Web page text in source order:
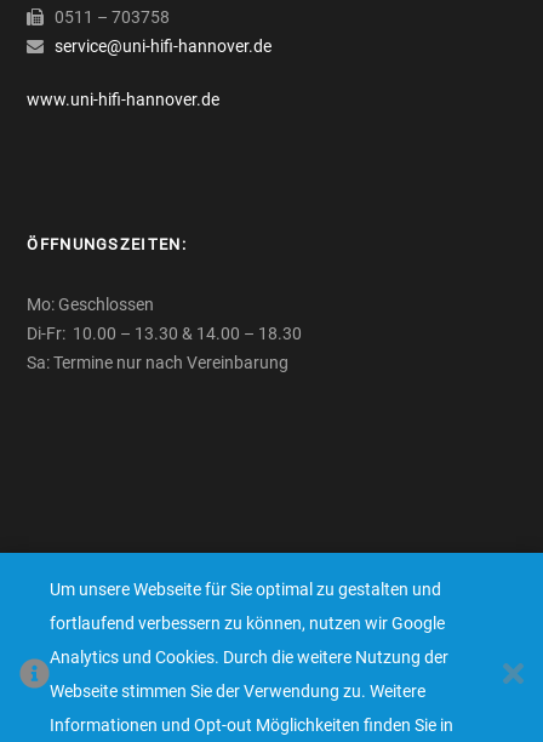
0511 – 703758
service@uni-hifi-hannover.de
www.uni-hifi-hannover.de
ÖFFNUNGSZEITEN:
Mo: Geschlossen
Di-Fr: 10.00 – 13.30 & 14.00 – 18.30
Sa: Termine nur nach Vereinbarung
AGB
Impressum
Widerrufsbelehrung
Um unsere Webseite für Sie optimal zu gestalten und
fortlaufend verbessern zu können, nutzen wir Google
Analytics und Cookies. Durch die weitere Nutzung der
Webseite stimmen Sie der Verwendung zu. Weitere
Informationen und Opt-out Möglichkeiten finden Sie in